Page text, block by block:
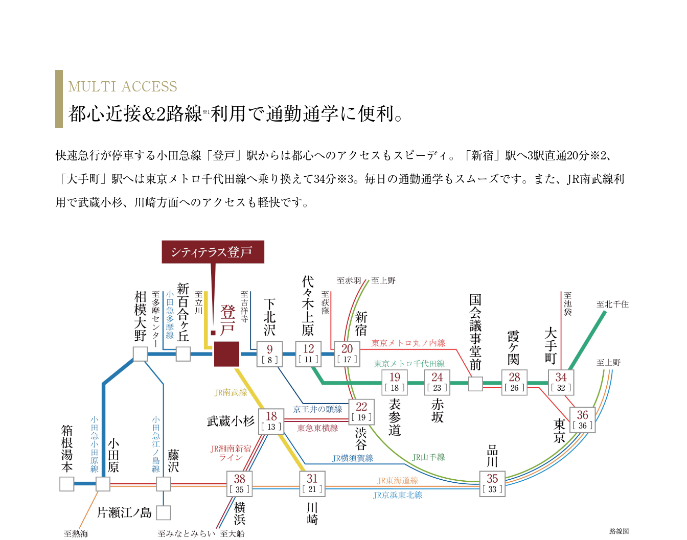
MULTI ACCESS
都心近接&2路線 ※1 利用で通勤通学に便利。
快速急行が停車する小田急線「登戸」駅からは都心へのアクセスもスピーディ。「新宿」駅へ3駅直通20分※2、
「大手町」駅へは東京メトロ千代田線へ乗り換えて34分※3。毎日の通勤通学もスムーズです。また、JR南武線利
用で武蔵小杉、川崎方面へのアクセスも軽快です。